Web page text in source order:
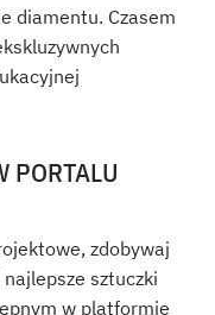
diamentu. Czasem
PORTALU
zdobywaj
sztuczki
w platformie